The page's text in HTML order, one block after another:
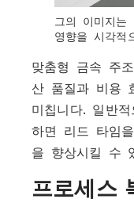
그의 이미지
영향을 시각적
맞춤형 금속 주
산 품질과 비용
미칩니다. 일반
하면 리드 타임
을 향상시킬 수
프로세스